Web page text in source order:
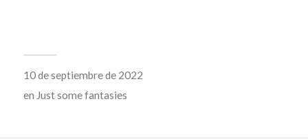
10 de septiembre de 2022
en Just some fantasies